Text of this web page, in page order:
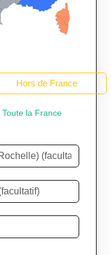
Hors de France
Toute la France